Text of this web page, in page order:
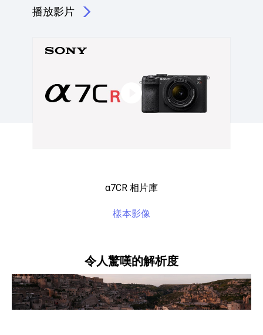
播放影片
點擊播放：α7CR
α7CR 相片庫
樣本影像
令人驚嘆的解析度